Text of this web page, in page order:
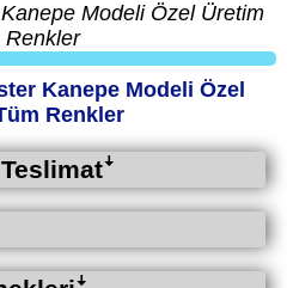
Modeli Özel Üretim
Renkler
Kanepe Modeli Özel
Renkler